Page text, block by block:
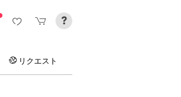
リクエスト